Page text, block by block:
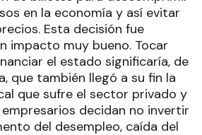
en la economía y así evitar
Esta decisión fue
impacto muy bueno. Tocar
el estado significaría, de
que también llegó a su fin la
que sufre el sector privado y
decidan no invertir
del desempleo, caída del